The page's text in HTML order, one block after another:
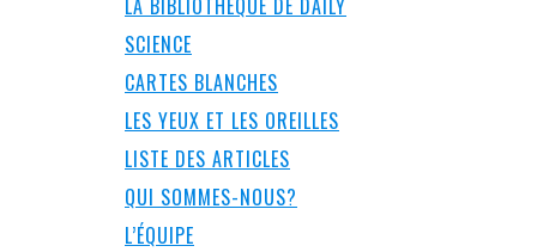
LA BIBLIOTHÈQUE DE DAILY
SCIENCE
CARTES BLANCHES
LES YEUX ET LES OREILLES
LISTE DES ARTICLES
QUI SOMMES-NOUS?
L’ÉQUIPE